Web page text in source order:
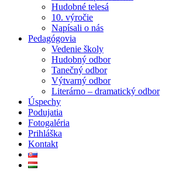
Hudobné telesá
10. výročie
Napísali o nás
Pedagógovia
Vedenie školy
Hudobný odbor
Tanečný odbor
Výtvarný odbor
Literárno – dramatický odbor
Úspechy
Podujatia
Fotogaléria
Prihláška
Kontakt